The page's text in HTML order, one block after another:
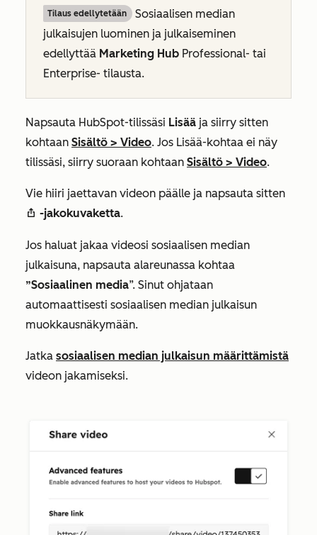
Tilaus edellytetään
Sosiaalisen median
julkaisujen luominen ja julkaiseminen
edellyttää Marketing Hub Professional- tai
Enterprise- tilausta.
Napsauta HubSpot-tilissäsi Lisää ja siirry sitten
kohtaan Sisältö > Video. Jos Lisää-kohtaa ei näy
tilissäsi, siirry suoraan kohtaan Sisältö > Video.​
Vie hiiri jaettavan videon päälle ja napsauta sitten
shareIcon -jakokuvaketta.
Jos haluat jakaa videosi sosiaalisen median
julkaisuna, napsauta alareunassa kohtaa
”Sosiaalinen media”. Sinut ohjataan
automaattisesti sosiaalisen median julkaisun
muokkausnäkymään.
Jatka sosiaalisen median julkaisun määrittämistä
videon jakamiseksi.